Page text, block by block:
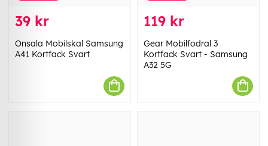
39 kr
Onsala Mobilskal Samsung
A41 Kortfack Svart
119 kr
Gear Mobilfodral 3
Kortfack Svart - Samsung
A32 5G